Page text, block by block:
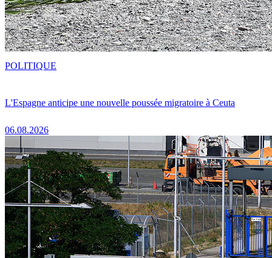
L'Espagne anticipe une nouvelle poussée migratoire à Ceuta
06.08.2026
POLITIQUE